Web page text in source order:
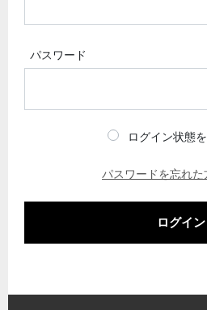
パスワード
ログイン状態
パスワードを忘れた
ログイン